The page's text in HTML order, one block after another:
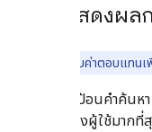
การแสดงผล
Google ไม่รับค่าตอบแทน
เมื่อผู้ใช้ป้อนคำค้น
ค้นหาของผู้ใช้มากที่